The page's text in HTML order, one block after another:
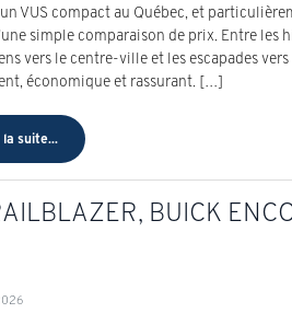
VUS compact au Québec, et
simple comparaison de prix. Entre les
vers le centre-ville et les escapades
économique et rassurant. […]
la suite...
BUICK